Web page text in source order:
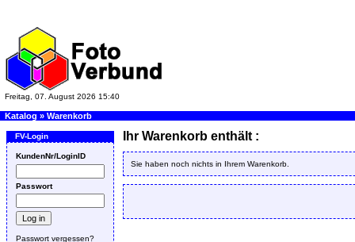
Freitag, 07. August 2026 15:40
Katalog » Warenkorb
FV-Login
KundenNr/LoginID
Passwort
Passwort vergessen?
Ihr Warenkorb enthält :
Sie haben noch nichts in Ihrem Warenkorb.